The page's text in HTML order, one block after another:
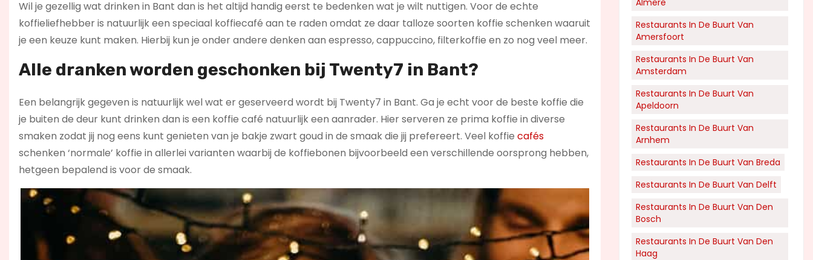
Wil je gezellig wat drinken in Bant dan is het altijd handig eerst te bedenken wat je wilt nuttigen. Voor de echte
koffieliefhebber is natuurlijk een speciaal koffiecafé aan te raden omdat ze daar talloze soorten koffie schenken waaruit
je een keuze kunt maken. Hierbij kun je onder andere denken aan espresso, cappuccino, filterkoffie en zo nog veel meer.
Alle dranken worden geschonken bij Twenty7 in Bant?
Een belangrijk gegeven is natuurlijk wel wat er geserveerd wordt bij Twenty7 in Bant. Ga je echt voor de beste koffie die
je buiten de deur kunt drinken dan is een koffie café natuurlijk een aanrader. Hier serveren ze prima koffie in diverse
smaken zodat jij nog eens kunt genieten van je bakje zwart goud in de smaak die jij prefereert. Veel koffie cafés
schenken ‘normale’ koffie in allerlei varianten waarbij de koffiebonen bijvoorbeeld een verschillende oorsprong hebben,
hetgeen bepalend is voor de smaak.
Almere
Restaurants In De Buurt Van
Amersfoort
Restaurants In De Buurt Van
Amsterdam
Restaurants In De Buurt Van
Apeldoorn
Restaurants In De Buurt Van
Arnhem
Restaurants In De Buurt Van Breda
Restaurants In De Buurt Van Delft
Restaurants In De Buurt Van Den
Bosch
Restaurants In De Buurt Van Den
Haag